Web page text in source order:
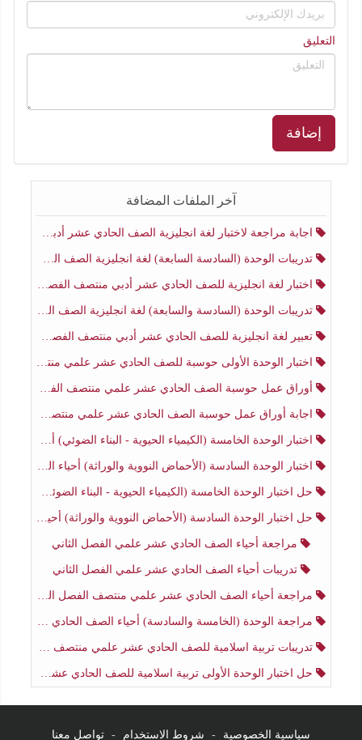
التعليق
إضافة
آخر الملفات المضافة
اجابة مراجعة لاختبار لغة انجليزية الصف الحادي عشر أدبي منتصف الفصل الثاني
تدريبات الوحدة (السادسة السابعة) لغة انجليزية الصف الحادي عشر أدبي منتصف الفصل الثاني
اختبار لغة انجليزية للصف الحادي عشر أدبي منتصف الفصل الثاني
تدريبات الوحدة (السادسة والسابعة) لغة انجليزية الصف الحادي عشر أدبي الفصل الثاني
تعبير لغة انجليزية للصف الحادي عشر أدبي منتصف الفصل الثاني
اختبار الوحدة الأولى حوسبة للصف الحادي عشر علمي منتصف الفصل الثاني
أوراق عمل حوسبة الصف الحادي عشر علمي منتصف الفصل الثاني
اجابة أوراق عمل حوسبة الصف الحادي عشر علمي منتصف الفصل الثاني
اختبار الوحدة الخامسة (الكيمياء الحيوية - البناء الضوئي) أحياء الصف الحادي عشر علمي الفصل الثاني
اختبار الوحدة السادسة (الأحماض النووية والوراثة) أحياء الصف الحادي عشر علمي منتصف الفصل الثاني
حل اختبار الوحدة الخامسة (الكيمياء الحيوية - البناء الضوئي) أحياء الصف الحادي عشر علمي الفصل الثاني
حل اختبار الوحدة السادسة (الأحماض النووية والوراثة) أحياء الصف الحادي عشر علمي منتصف الفصل الثاني
مراجعة أحياء الصف الحادي عشر علمي الفصل الثاني
تدريبات أحياء الصف الحادي عشر علمي الفصل الثاني
مراجعة أحياء الصف الحادي عشر علمي منتصف الفصل الثاني
مراجعة الوحدة (الخامسة والسادسة) أحياء الصف الحادي عشر علمي منتصف الفصل الثاني
تدريبات تربية اسلامية للصف الحادي عشر علمي منتصف الفصل الثاني
حل اختبار الوحدة الأولى تربية اسلامية للصف الحادي عشر علمي منتصف الفصل الثاني
سياسية الخصوصية - شروط الاستخدام - تواصل معنا